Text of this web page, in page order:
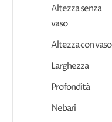
Altezza senza
vaso
Altezza con vaso
Larghezza
Profondità
Nebari